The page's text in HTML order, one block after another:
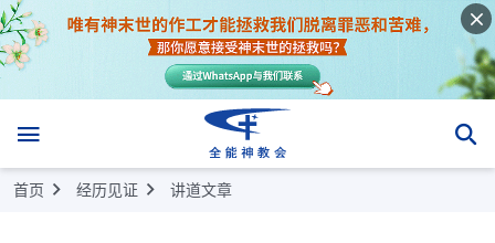
首页 经历见证 讲道文章